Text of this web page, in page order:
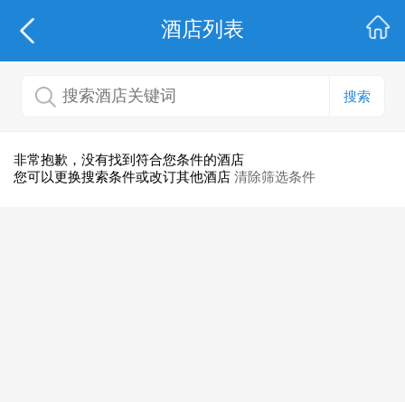
酒店列表
搜索
非常抱歉，没有找到符合您条件的酒店
您可以更换搜索条件或改订其他酒店 清除筛选条件